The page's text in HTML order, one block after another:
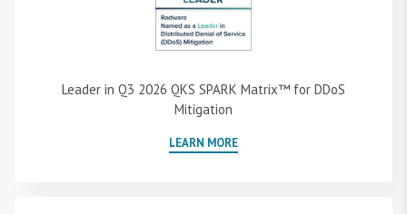
Leader in Q3 2026 QKS SPARK Matrix™ for DDoS
Mitigation
LEARN MORE